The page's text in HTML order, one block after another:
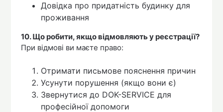
Довідка про придатність будинку для
проживання
10. Що робити, якщо відмовляють у реєстрації?
При відмові ви маєте право:
Отримати письмове пояснення причин
Усунути порушення (якщо вони є)
Звернутися до DOK-SERVICE для
професійної допомоги